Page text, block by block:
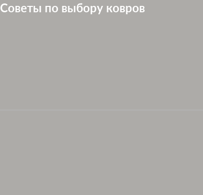
Советы по выбору ковров